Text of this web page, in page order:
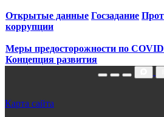
Открытые данные Госзадание
коррупции
Меры предосторожности по
Концепция развития
Карта сайта